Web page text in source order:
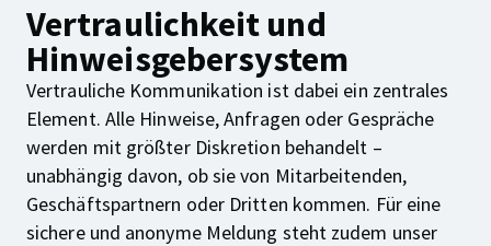
Vertraulichkeit und
Hinweisgebersystem
Vertrauliche Kommunikation ist dabei ein zentrales
Element. Alle Hinweise, Anfragen oder Gespräche
werden mit größter Diskretion behandelt –
unabhängig davon, ob sie von Mitarbeitenden,
Geschäftspartnern oder Dritten kommen. Für eine
sichere und anonyme Meldung steht zudem unser